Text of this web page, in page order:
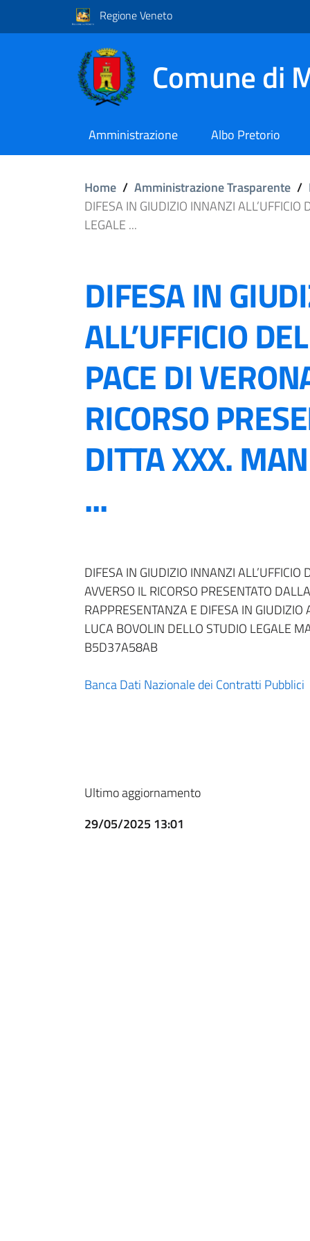
Regione Veneto
Comune di
Amministrazione Albo Pretorio
Home / Amministrazione Trasparente /
DIFESA IN GIUDIZIO INNANZI
LEGALE ...
DIFESA IN
ALL’UFFICIO
PACE DI
RICORSO
DITTA XXX.
...
DIFESA IN GIUDIZIO INNANZI ALL’UFFICIO
AVVERSO IL RICORSO PRESENTATO
RAPPRESENTANZA E DIFESA IN GIUDIZIO
LUCA BOVOLIN DELLO STUDIO LEGALE
B5D37A58AB
Banca Dati Nazionale dei Contratti Pubblici
Ultimo aggiornamento
29/05/2025 13:01